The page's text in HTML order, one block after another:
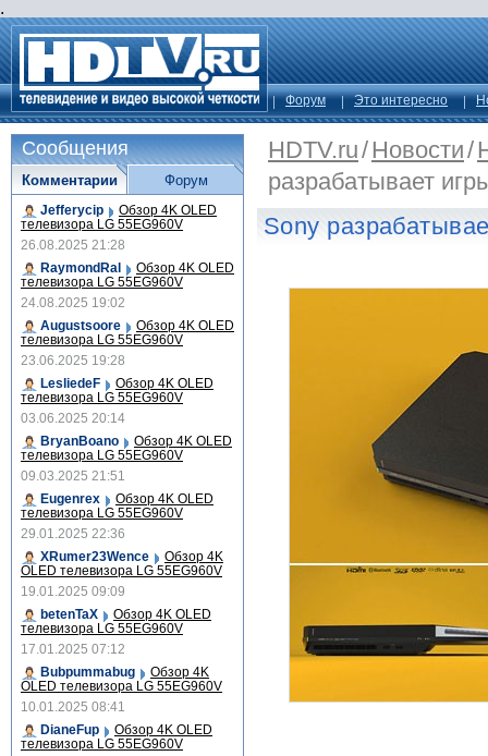
.
Форум Это интересно
HDTV.ru/Новости/
разрабатывает
Sony
Сообщения
Комментарии
Jefferycip Обзор 4K OLED
телевизора LG 55EG960V
26.08.2025 21:28
RaymondRal
Обзор 4K OLED
телевизора LG 55EG960V
24.08.2025 19:02
Augustsoore
Обзор 4K OLED
телевизора LG 55EG960V
23.06.2025 19:28
LesliedeF
Обзор 4K OLED
телевизора LG 55EG960V
03.06.2025 20:14
BryanBoano
Обзор 4K OLED
телевизора LG 55EG960V
09.03.2025 21:51
Eugenrex
Обзор 4K OLED
телевизора LG 55EG960V
29.01.2025 22:36
XRumer23Wence
Обзор 4K
OLED телевизора LG 55EG960V
19.01.2025 09:09
betenTaX
Обзор 4K OLED
телевизора LG 55EG960V
17.01.2025 07:12
Bubpummabug
Обзор 4K
OLED телевизора LG 55EG960V
10.01.2025 08:41
DianeFup
Обзор 4K OLED
телевизора LG 55EG960V
Форум